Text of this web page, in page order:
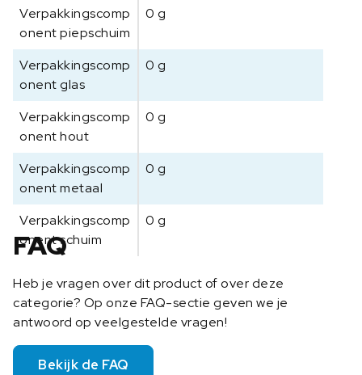
Verpakkingscomp
onent piepschuim
0 g
Verpakkingscomp
onent glas
0 g
Verpakkingscomp
onent hout
0 g
Verpakkingscomp
onent metaal
0 g
Verpakkingscomp
onent schuim
0 g
FAQ
Heb je vragen over dit product of over deze
categorie? Op onze FAQ-sectie geven we je
antwoord op veelgestelde vragen!
Bekijk de FAQ